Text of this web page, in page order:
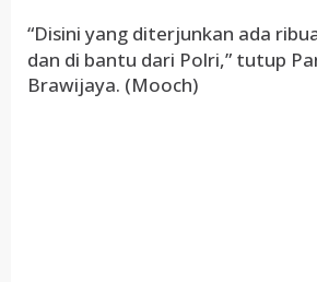
“Disini yang diterjunkan ada
dan di bantu dari Polri,” tutup
Brawijaya. (Mooch)